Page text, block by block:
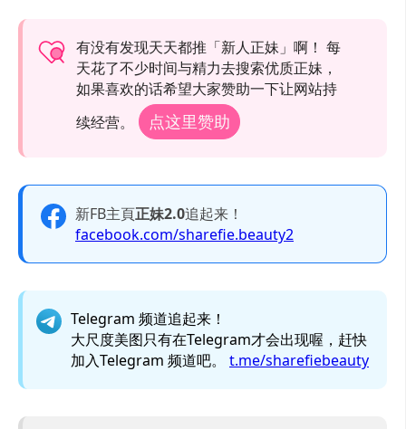
有没有发现天天都推「新人正妹」啊！ 每
天花了不少时间与精力去搜索优质正妹，
如果喜欢的话希望大家赞助一下让网站持
续经营。
点这里赞助
新FB主頁正妹2.0追起来！
facebook.com/sharefie.beauty2
Telegram 频道追起来！
大尺度美图只有在Telegram才会出现喔，赶快
加入Telegram 频道吧。 t.me/sharefiebeauty